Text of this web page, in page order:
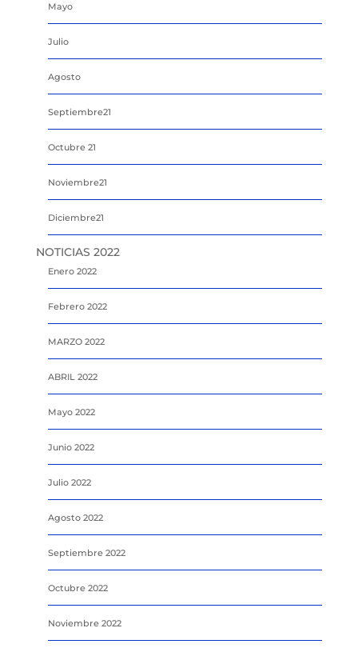
Mayo
Julio
Agosto
Septiembre21
Octubre 21
Noviembre21
Diciembre21
NOTICIAS 2022
Enero 2022
Febrero 2022
MARZO 2022
ABRIL 2022
Mayo 2022
Junio 2022
Julio 2022
Agosto 2022
Septiembre 2022
Octubre 2022
Noviembre 2022